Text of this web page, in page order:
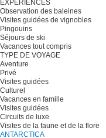
EXPÉRIENCES
Observation des baleines
Visites guidées de vignobles
Pingouins
Séjours de ski
Vacances tout compris
TYPE DE VOYAGE
Aventure
Privé
Visites guidées
Culturel
Vacances en famille
Visites guidées
Circuits de luxe
Visites de la faune et de la flore
ANTARCTICA